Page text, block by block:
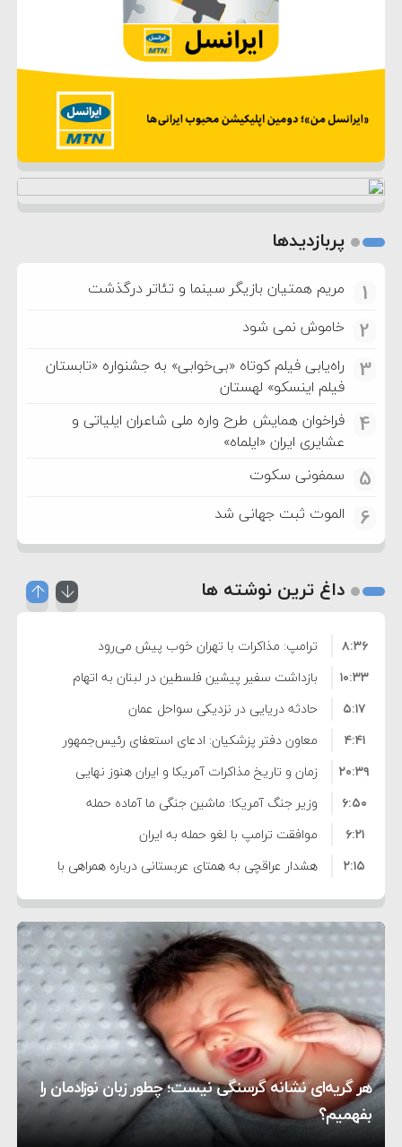
پربازدیدها
1 مریم همتیان بازیگر سینما و تئاتر درگذشت
2 خاموش نمی شود
3
راه‌یابی فیلم کوتاه «بی‌خوابی» به جشنواره «تابستان
فیلم اینسکو» لهستان
4
فراخوان همایش طرح واره ملی شاعران ایلیاتی و
عشایری ایران «ایلماه»
5 سمفونی سکوت
6 الموت ثبت جهانی شد
داغ ترین نوشته ها
ترامپ: مذاکرات با تهران خوب پیش می‌رود
۸:۳۶
بازداشت سفیر پیشین فلسطین در لبنان به اتهام
فساد و اختلاس اموال
۱۰:۳۳
حادثه دریایی در نزدیکی سواحل عمان
۵:۱۷
معاون دفتر پزشکیان: ادعای استعفای رئیس‌جمهور
واهی و کذب محض است
۴:۴۱
زمان و تاریخ مذاکرات آمریکا و ایران هنوز نهایی
نشده است
۲۰:۳۹
وزیر جنگ آمریکا: ماشین جنگی ما آماده حمله
نظامی علیه ایران است
۶:۵۰
موافقت ترامپ با لغو حمله به ایران
۶:۲۱
هشدار عراقچی به همتای عربستانی درباره همراهی با
آمریکا
۲:۱۵
مقام ارشد امنیتی: برنامه گسترده‌ای برای پاسخ به
دیوانگی آمریکا داریم
۷:۱۰
ترامپ دستور حملات جدید علیه ایران را صادر کرد
۵:۴۵
سپاه: دو نفتکش متخلف مورد اصابت قرار گرفته و
متوقف شدند
۱۲:۵۹
ترامپ مدعی توافق تاریخی برای خلع سلاح کامل
حماس شد
۸:۵۷
اعتراض عراقچی به همتای بلغارستانی به دلیل کمک
به آمریکا در حملات به ایران
۱۶:۱۹
کشورهایی که به متجاوزان کمک می کنند پاسخ
سختی خواهند گرفت
۱۰:۱۵
سنتکام پایان تجاوز جدید به ایران را اعلام کرد
۶:۰۵
هر گریه‌ای نشانه گرسنگی نیست؛ چطور زبان نوزادمان را
بفهمیم؟
تغذیه پدر می‌تواند بر سلامت نوزاد تأثیر بگذارد
روی دیگر زندگی